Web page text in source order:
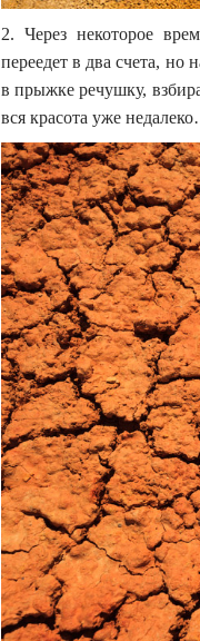
2. Через некоторое
переедет в два счета,
в прыжке речушку,
вся красота уже